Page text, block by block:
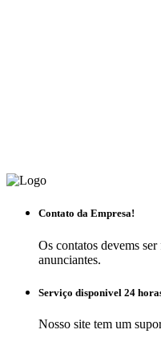
Contato da Empresa!
Os contatos devems
anunciantes.
Serviço disponivel 24
Nosso site tem um